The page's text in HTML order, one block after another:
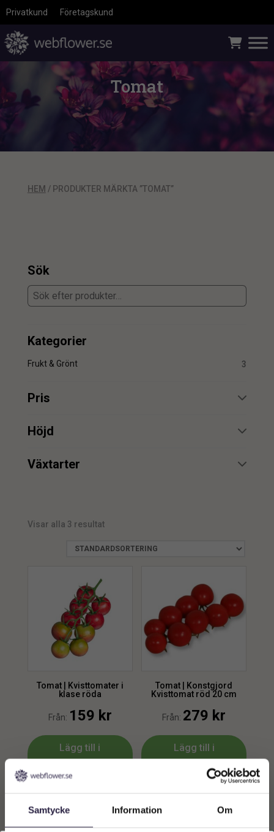
Samtycke Information Om
Privatkund Företagskund
Tomat
HEM / PRODUKTER MÄRKTA ”TOMAT”
Sök
Kategorier
Frukt & Grönt 3
Pris
min.
Höjd
min.
min.
Växtarter
Visar alla 3 resultat
Tomat | Kvisttomater i
klase röda
Från: 159 kr
Lägg till i
Tomat | Konstgjord
Kvisttomat röd 20 cm
Från: 279 kr
Lägg till i